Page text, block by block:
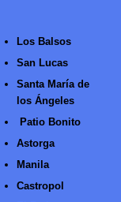
Los Balsos
San Lucas
Santa María de
los Ángeles
Patio Bonito
Astorga
Manila
Castropol